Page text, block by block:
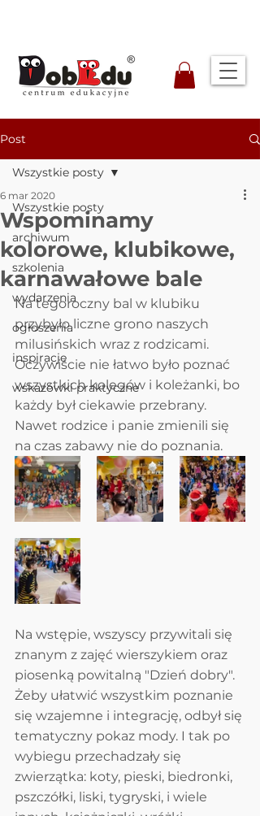
Post
Wszystkie posty
archiwum
szkolenia
wydarzenia
ogłoszenia
inspiracje
wskazówki praktyczne
Wszystkie posty
Wspominamy
kolorowe, klubikowe,
karnawałowe bale
6 mar 2020
Na tegoroczny bal w klubiku
przybyło liczne grono naszych
milusińskich wraz z rodzicami.
Oczywiście nie łatwo było poznać
wszystkich kolegów i koleżanki, bo
każdy był ciekawie przebrany.
Nawet rodzice i panie zmienili się
na czas zabawy nie do poznania.
Na wstępie, wszyscy przywitali się
znanym z zajęć wierszykiem oraz
piosenką powitalną "Dzień dobry".
Żeby ułatwić wszystkim poznanie
się wzajemne i integrację, odbył się
tematyczny pokaz mody. I tak po
wybiegu przechadzały się
zwierzątka: koty, pieski, biedronki,
pszczółki, liski, tygryski, i wiele